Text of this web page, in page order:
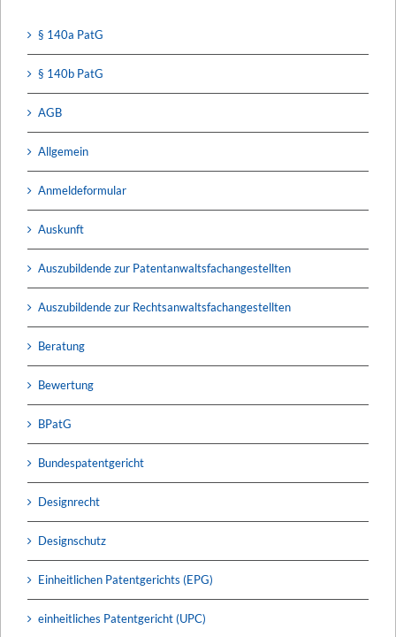
§ 140a PatG
§ 140b PatG
AGB
Allgemein
Anmeldeformular
Auskunft
Auszubildende zur Patentanwaltsfachangestellten
Auszubildende zur Rechtsanwaltsfachangestellten
Beratung
Bewertung
BPatG
Bundespatentgericht
Designrecht
Designschutz
Einheitlichen Patentgerichts (EPG)
einheitliches Patentgericht (UPC)